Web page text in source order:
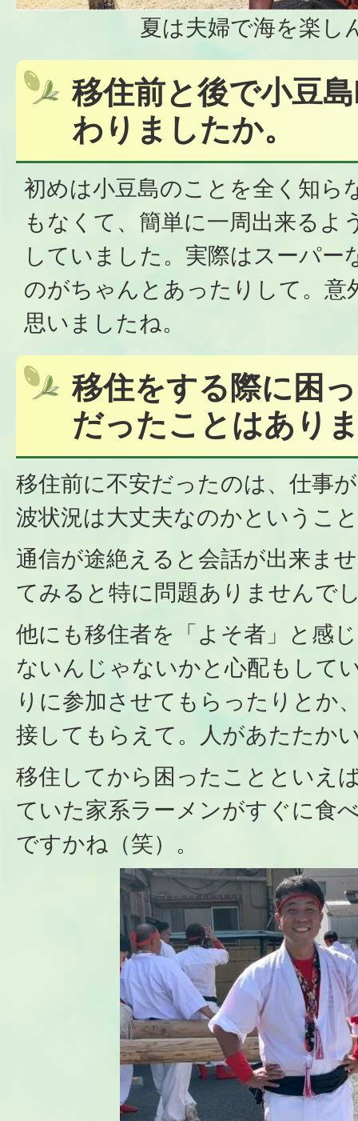
夏は夫婦で海を楽し
移住前と後で小豆
わりましたか。
初めは小豆島のことを全く知ら
もなくて、簡単に一周出来るよ
していました。実際はスーパー
のがちゃんとあったりして。意
思いましたね。
移住をする際に困
だったことはあり
移住前に不安だったのは、仕事
波状況は大丈夫なのかというこ
通信が途絶えると会話が出来ま
てみると特に問題ありませんで
他にも移住者を「よそ者」と感
ないんじゃないかと心配もして
りに参加させてもらったりとか
接してもらえて。人があたたか
移住してから困ったことといえ
ていた家系ラーメンがすぐに食
ですかね（笑）。